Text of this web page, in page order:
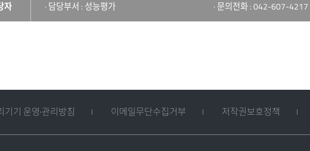
자
· 담당부서 : 성능평가 · 문의전화 : 042-607-4217
기 운영·관리방침 이메일무단수집거부 저작권보호정책